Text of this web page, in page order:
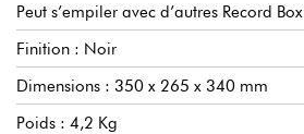
Peut s’empiler avec d’autres Record Box
Finition : Noir
Dimensions : 350 x 265 x 340 mm
Poids : 4,2 Kg